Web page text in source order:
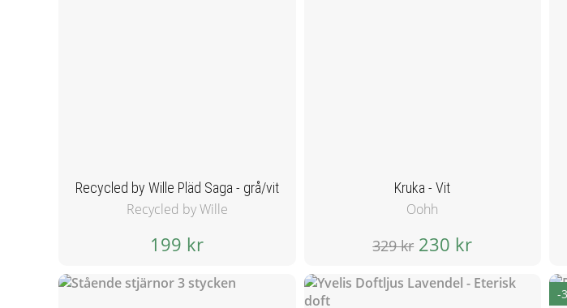
Recycled by Wille Pläd Saga - grå/vit
Recycled by Wille
199 kr
Kruka - Vit
Oohh
329 kr230 kr
-